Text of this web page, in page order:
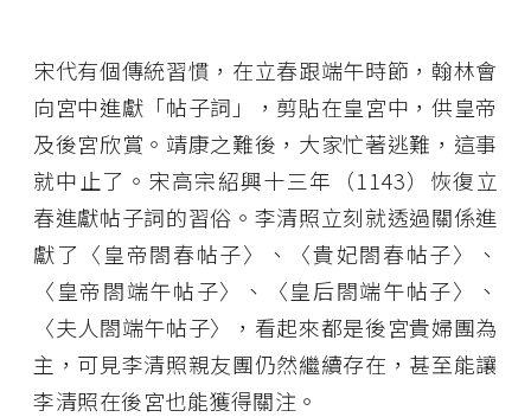
宋代有個傳統習慣，在立春跟端午時節，翰林會
向宮中進獻「帖子詞」，剪貼在皇宮中，供皇帝
及後宮欣賞。靖康之難後，大家忙著逃難，這事
就中止了。宋高宗紹興十三年（1143）恢復立
春進獻帖子詞的習俗。李清照立刻就透過關係進
獻了〈皇帝閤春帖子〉、〈貴妃閤春帖子〉、
〈皇帝閤端午帖子〉、〈皇后閤端午帖子〉、
〈夫人閤端午帖子〉，看起來都是後宮貴婦團為
主，可見李清照親友團仍然繼續存在，甚至能讓
李清照在後宮也能獲得關注。